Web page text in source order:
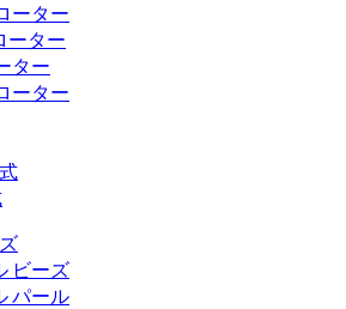
ーター
ーター
ター
ーター
ビーズ
パール